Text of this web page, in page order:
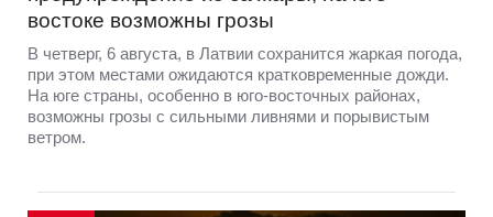
востоке возможны грозы
В четверг, 6 августа, в Латвии сохранится жаркая погода,
при этом местами ожидаются кратковременные дожди.
На юге страны, особенно в юго-восточных районах,
возможны грозы с сильными ливнями и порывистым
ветром.